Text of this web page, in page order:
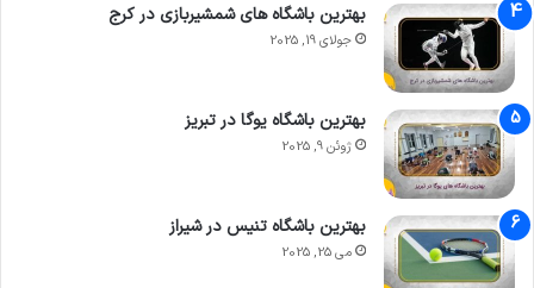
بهترین باشگاه های شمشیربازی در کرج
جولای 19, 2025
بهترین باشگاه یوگا در تبریز
ژوئن 9, 2025
بهترین باشگاه تنیس در شیراز
می 25, 2025